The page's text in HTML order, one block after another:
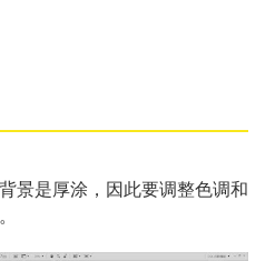
景是厚涂，因此要调整色调和